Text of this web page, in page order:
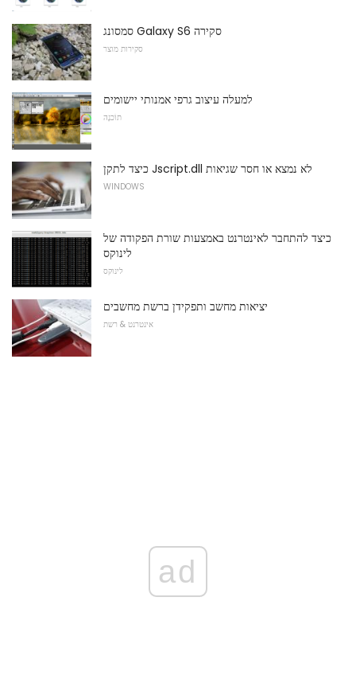
סמסונג Galaxy S6 סקירה
סקירות מוצר
למעלה עיצוב גרפי אמנותי יישומים
תוֹכנָה
כיצד לתקן Jscript.dll לא נמצא או חסר שגיאות
WINDOWS
כיצד להתחבר לאינטרנט באמצעות שורת הפקודה של
לינוקס
לינוקס
יציאות מחשב ותפקידן ברשת מחשבים
אינטרנט & רשת
ad